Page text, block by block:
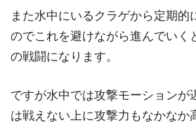
また水中にいるクラゲから定期的
のでこれを避けながら進んでいく
の戦闘になります。
ですが水中では攻撃モーションが
は戦えない上に攻撃力もなかなか